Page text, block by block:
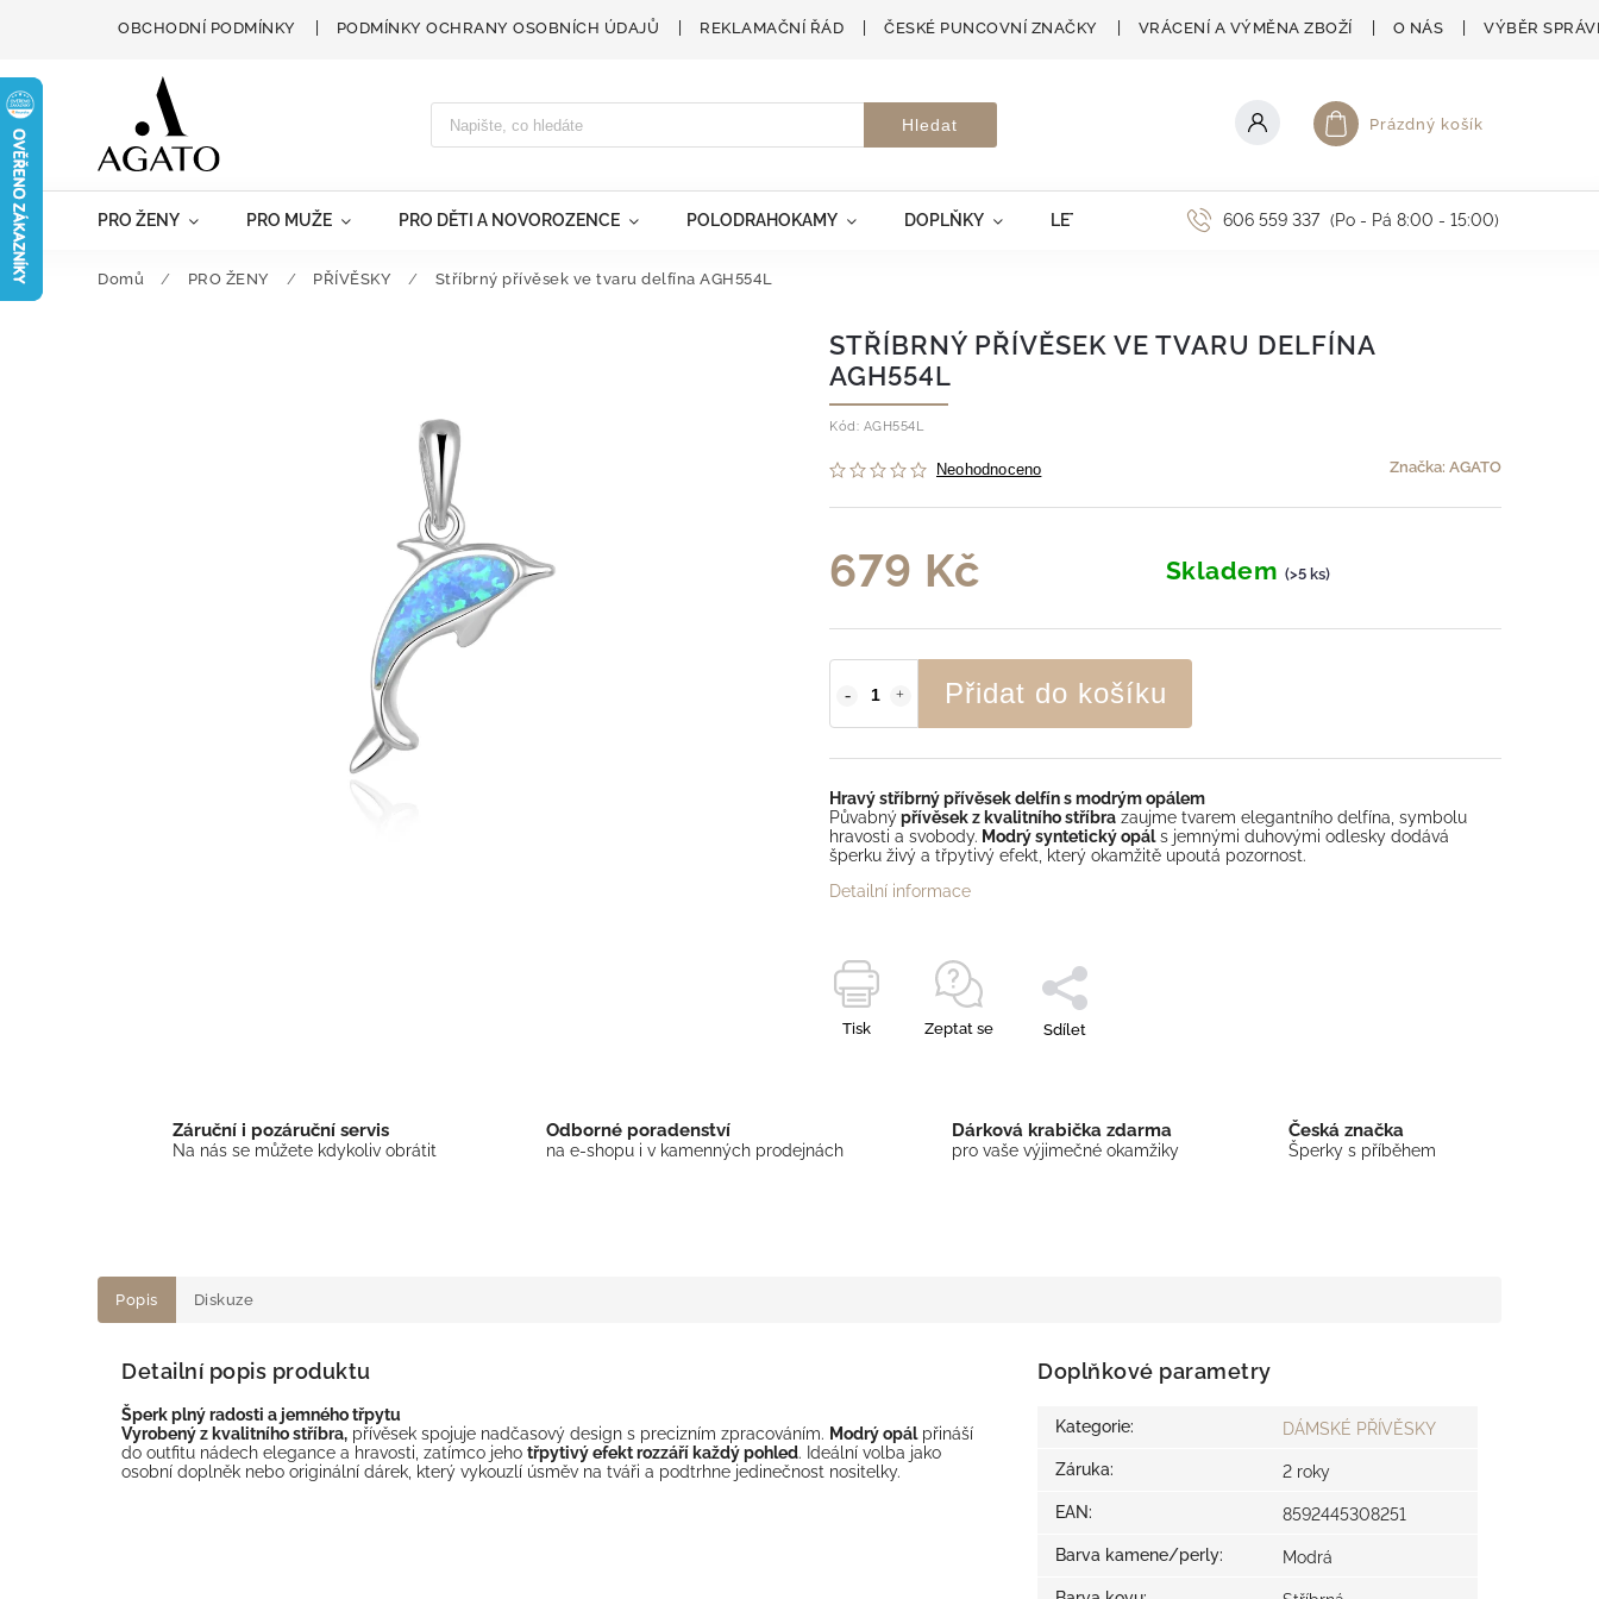
OBCHODNÍ PODMÍNKY PODMÍNKY OCHRANY OSOBNÍCH ÚDAJŮ REKLAMAČNÍ ŘÁD ČESKÉ PUNCOVNÍ ZNAČKY VRÁCENÍ A VÝMĚNA ZBOŽÍ O NÁS VÝBĚR
Hledat Nákupní košík
Prázdný košík
PRO ŽENY PRO MUŽE PRO DĚTI A NOVOROZENCE POLODRAHOKAMY DOPLŇKY LETNÍ AKCE 606 559 337 (Po - Pá 8:00 - 15:00)
Domů / PRO ŽENY / PŘÍVĚSKY / Stříbrný přívěsek ve tvaru delfína AGH554L
STŘÍBRNÝ PŘÍVĚSEK VE TVARU DELFÍNA
AGH554L
Kód: AGH554L
Neohodnoceno Značka: AGATO
679 Kč Skladem (>5 ks)
Přidat do košíku
Hravý stříbrný přívěsek delfín s modrým opálem
Půvabnýpřívěsek z kvalitního stříbra zaujme tvarem elegantního delfína, symbolu
hravosti a svobody. Modrý syntetický opáls jemnými duhovými odlesky dodává
šperku živý a třpytivý efekt, který okamžitě upoutá pozornost.
Detailní informace
Tisk Zeptat se Sdílet
Záruční i pozáruční servis
Na nás se můžete kdykoliv obrátit
Odborné poradenství
na e-shopu i v kamenných prodejnách
Dárková krabička zdarma
pro vaše výjimečné okamžiky
Česká značka
Šperky s příběhem
Popis Diskuze
Detailní popis produktu
Šperk plný radosti a jemného třpytu
Vyrobený z kvalitního stříbra, přívěsek spojuje nadčasový design s precizním zpracováním. Modrý opálpřináší
do outfitu nádech elegance a hravosti, zatímco jeho třpytivý efekt rozzáří každý pohled. Ideální volba jako
osobní doplněk nebo originální dárek, který vykouzlí úsměv na tváři a podtrhne jedinečnost nositelky.
Doplňkové parametry
Kategorie: DÁMSKÉ PŘÍVĚSKY
Záruka: 2 roky
EAN: 8592445308251
Barva kamene/perly: Modrá